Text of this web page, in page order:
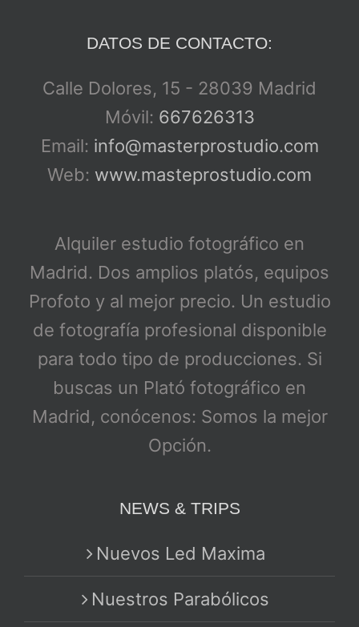
DATOS DE CONTACTO:
Calle Dolores, 15 - 28039 Madrid
Móvil: 667626313
Email: info@masterprostudio.com
Web: www.masteprostudio.com
Alquiler estudio fotográfico en
Madrid. Dos amplios platós, equipos
Profoto y al mejor precio. Un estudio
de fotografía profesional disponible
para todo tipo de producciones. Si
buscas un Plató fotográfico en
Madrid, conócenos: Somos la mejor
Opción.
NEWS & TRIPS
Nuevos Led Maxima
Nuestros Parabólicos